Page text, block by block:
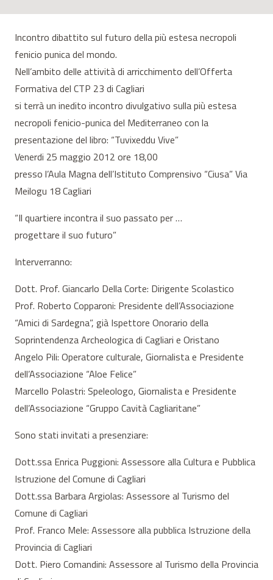
Incontro dibattito sul futuro della più estesa necropoli
fenicio punica del mondo.
Nell’ambito delle attività di arricchimento dell’Offerta
Formativa del CTP 23 di Cagliari
si terrà un inedito incontro divulgativo sulla più estesa
necropoli fenicio-punica del Mediterraneo con la
presentazione del libro: “Tuvixeddu Vive”
Venerdi 25 maggio 2012 ore 18,00
presso l’Aula Magna dell’Istituto Comprensivo “Ciusa” Via
Meilogu 18 Cagliari
“Il quartiere incontra il suo passato per …
progettare il suo futuro”
Interverranno:
Dott. Prof. Giancarlo Della Corte: Dirigente Scolastico
Prof. Roberto Copparoni: Presidente dell’Associazione
“Amici di Sardegna”, già Ispettore Onorario della
Soprintendenza Archeologica di Cagliari e Oristano
Angelo Pili: Operatore culturale, Giornalista e Presidente
dell’Associazione “Aloe Felice”
Marcello Polastri: Speleologo, Giornalista e Presidente
dell’Associazione “Gruppo Cavità Cagliaritane”
Sono stati invitati a presenziare:
Dott.ssa Enrica Puggioni: Assessore alla Cultura e Pubblica
Istruzione del Comune di Cagliari
Dott.ssa Barbara Argiolas: Assessore al Turismo del
Comune di Cagliari
Prof. Franco Mele: Assessore alla pubblica Istruzione della
Provincia di Cagliari
Dott. Piero Comandini: Assessore al Turismo della Provincia